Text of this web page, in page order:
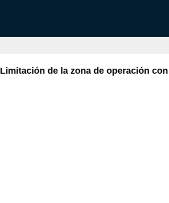
Limitación de la zona de operación